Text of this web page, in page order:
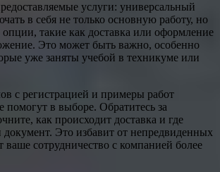
услуги: универсальный
в себя не только основную работу, но
такие как доставка или оформление
Это может быть важно, особенно
уже заняты учебой в техникуме или
с регистрацией и примеры работ
помогут в выборе. Обратитесь за
как происходит доставка и где
Это избавит от непредвиденных
ваше сотрудничество с компанией более